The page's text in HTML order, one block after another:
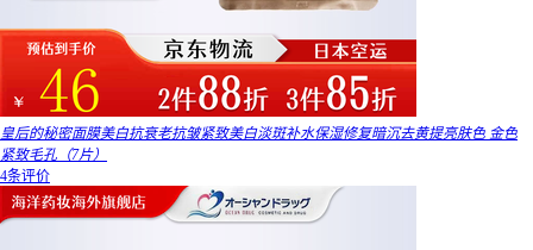
皇后的秘密面膜美白抗衰老抗皱紧致美白淡斑补水保湿修复暗沉去黄提亮肤色 金色
紧致毛孔（7片）
4条评价